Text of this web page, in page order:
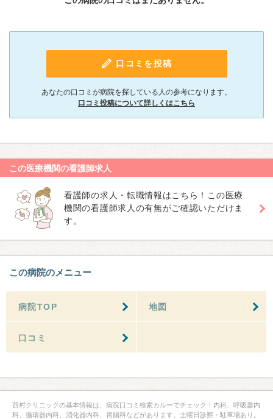
口コミを投稿
あなたの口コミが病院を探している人の参考になります。
口コミ投稿について詳しくはこちら
この医療機関の看護師求人
看護師の求人・転職情報はこちら！この医療
機関の看護師求人の有無がご確認いただけま
す。
この病院のメニュー
病院TOP 地図
口コミ
西村クリニックの基本情報は、病院口コミ検索カルーでチェック！内科、呼吸器内
科、循環器内科、消化器内科、胃腸科などがあります。土曜日診察・駐車場あり。